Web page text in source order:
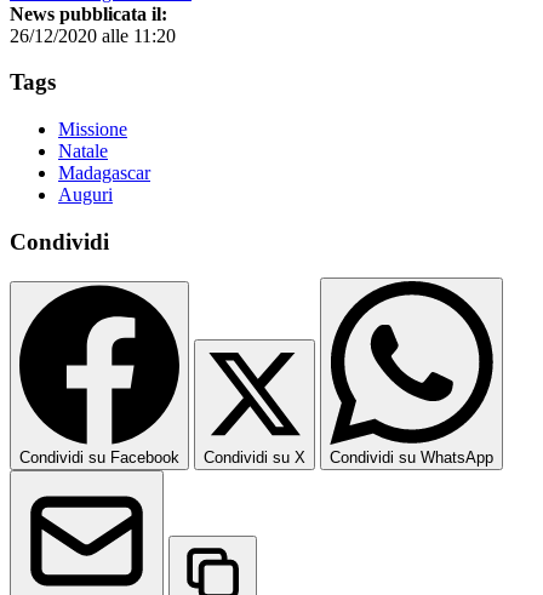
News pubblicata il:
26/12/2020 alle 11:20
Tags
Missione
Natale
Madagascar
Auguri
Condividi
Condividi su Facebook Condividi su X Condividi su WhatsApp